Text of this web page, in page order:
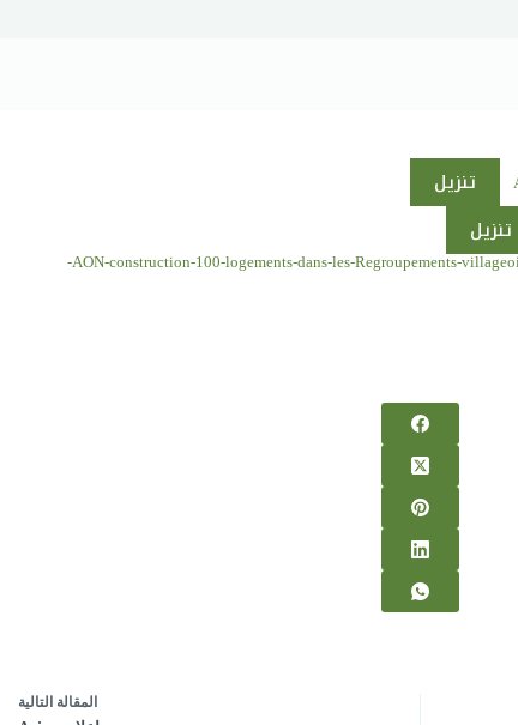
تنزيل
تنزيل
AON-construction-100-logements-dans-les-Regroupements-
المقالة التالية